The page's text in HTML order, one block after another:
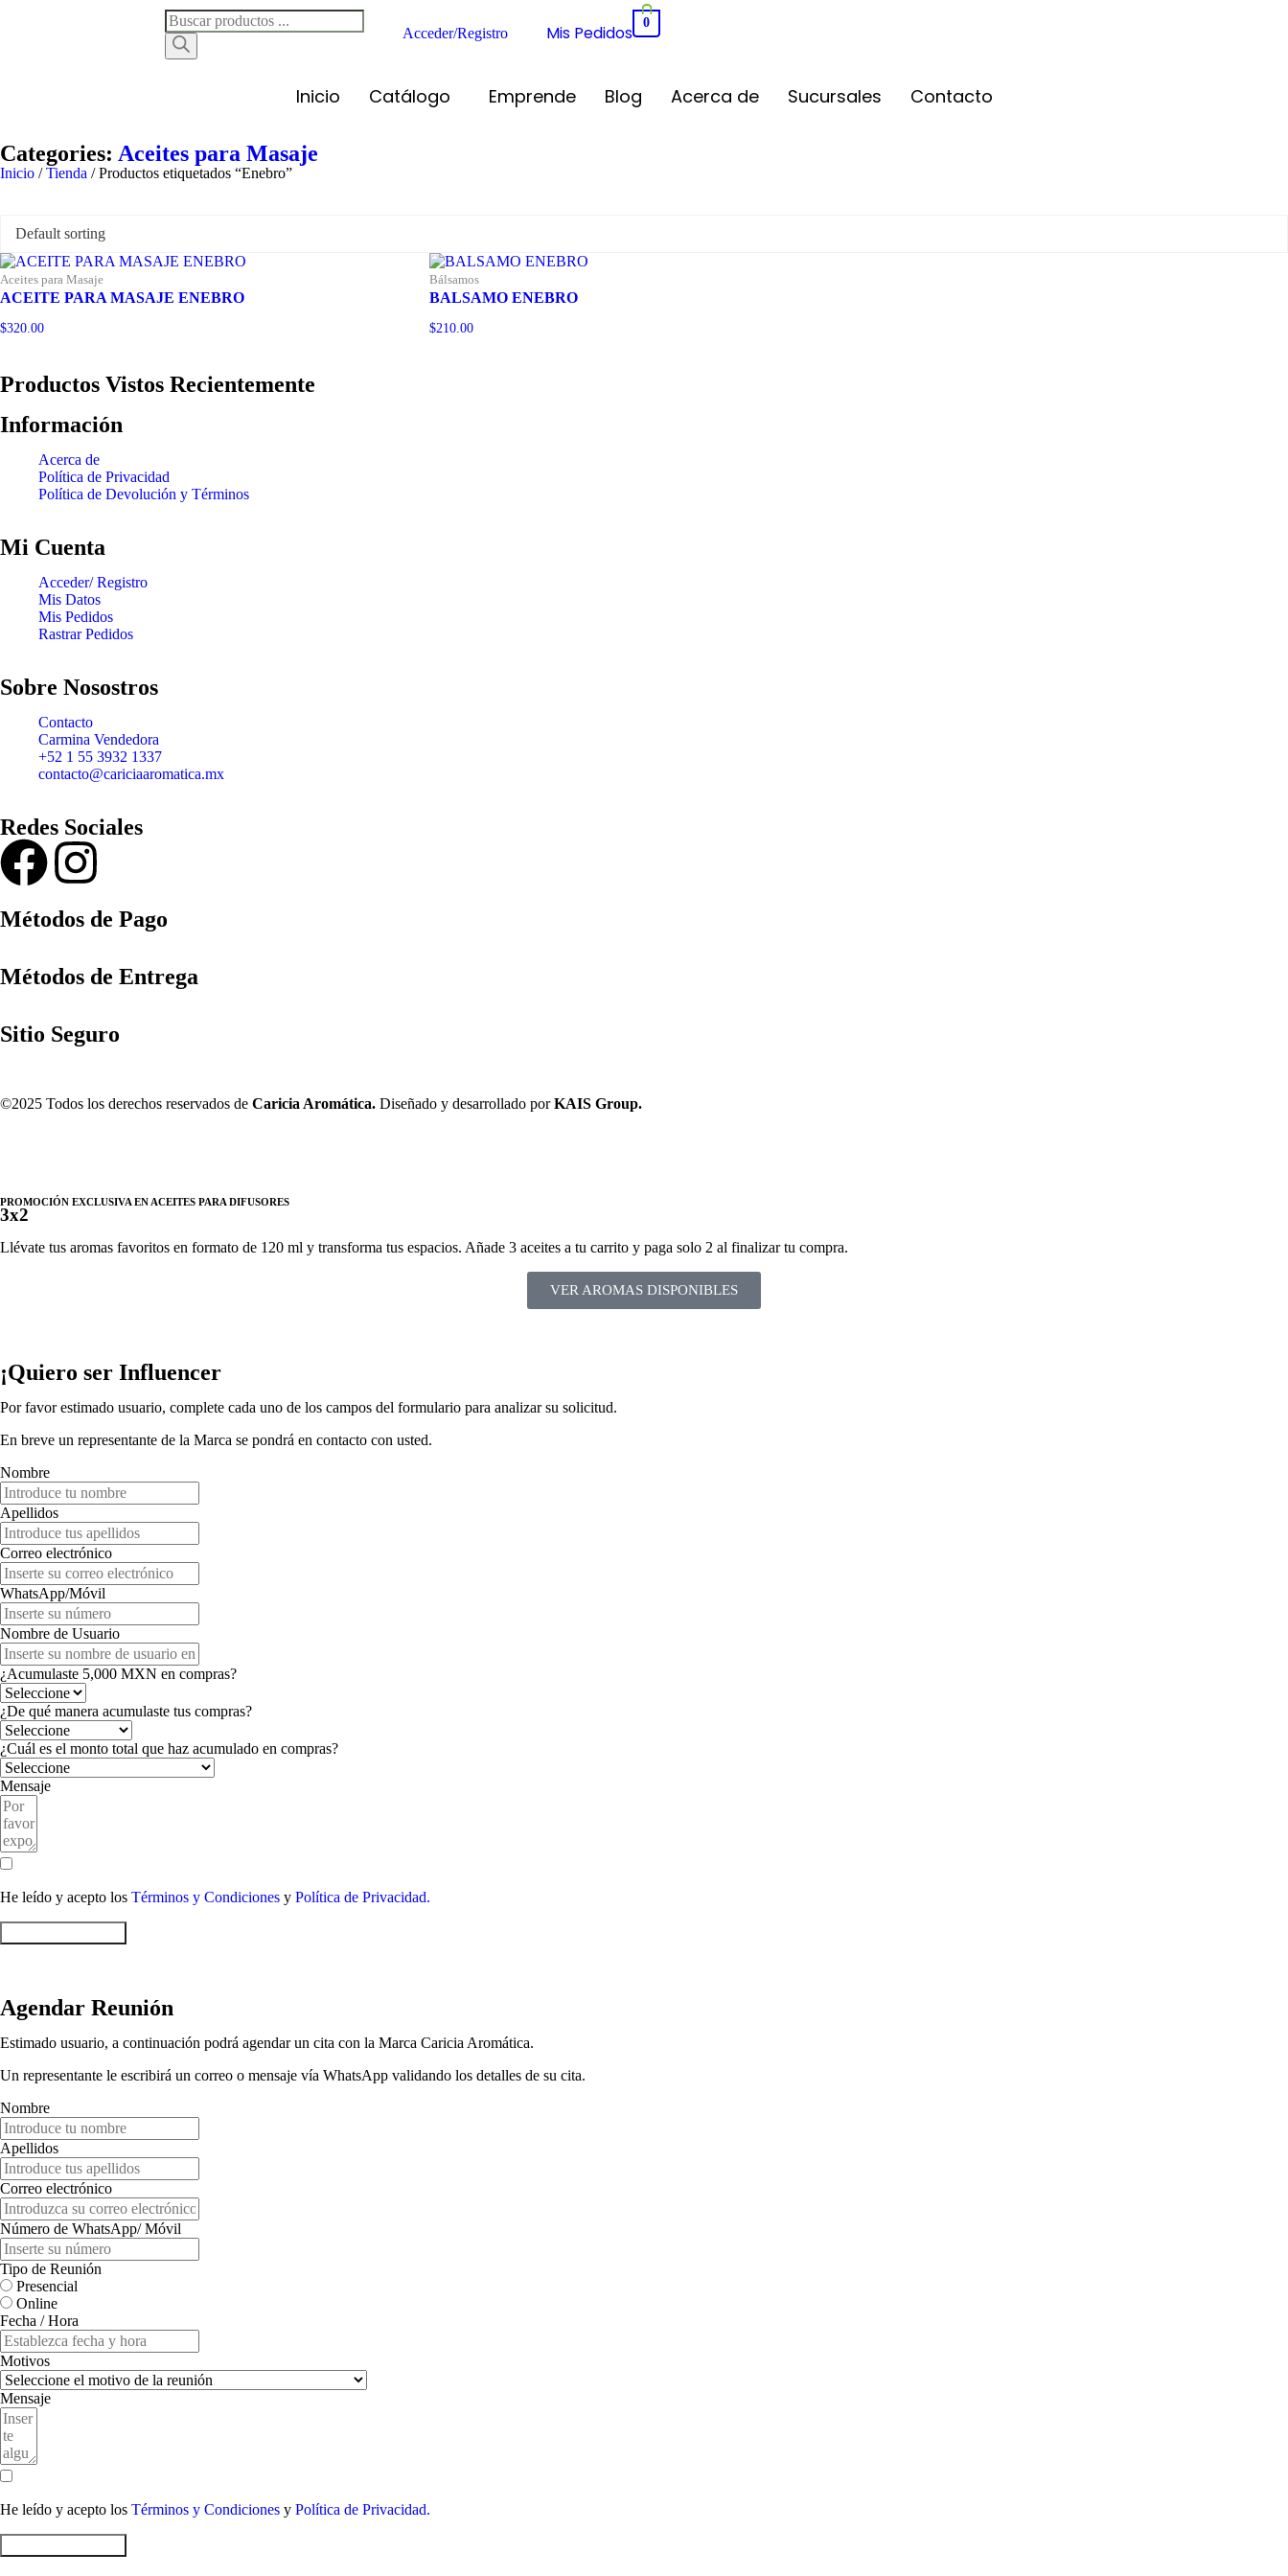
Acceder/Registro Mis Pedidos 0
Inicio Catálogo Emprende Blog Acerca de Sucursales Contacto
Categories: Aceites para Masaje
Inicio /Tienda / Productos etiquetados “Enebro”
Aceites para Masaje
ACEITE PARA MASAJE ENEBRO
$320.00
Bálsamos
BALSAMO ENEBRO
$210.00
Productos Vistos Recientemente
Información
Acerca de
Política de Privacidad
Política de Devolución y Términos
Mi Cuenta
Acceder/ Registro
Mis Datos
Mis Pedidos
Rastrar Pedidos
Sobre Nosostros
Contacto
Carmina Vendedora
+52 1 55 3932 1337
contacto@cariciaaromatica.mx
Redes Sociales
Métodos de Pago
Métodos de Entrega
Sitio Seguro
©2025 Todos los derechos reservados de Caricia Aromática. Diseñado y desarrollado porKAIS Group.
PROMOCIÓN EXCLUSIVA EN ACEITES PARA DIFUSORES
3x2
Llévate tus aromas favoritos en formato de 120 ml y transforma tus espacios. Añade 3 aceites a tu carrito y paga solo 2 al finalizar tu compra.
VER AROMAS DISPONIBLES
¡Quiero ser Influencer
Por favor estimado usuario, complete cada uno de los campos del formulario para analizar su solicitud.
En breve un representante de la Marca se pondrá en contacto con usted.
Nombre
Apellidos
Correo electrónico
WhatsApp/Móvil
Nombre de Usuario
¿Acumulaste 5,000 MXN en compras?
¿De qué manera acumulaste tus compras?
¿Cuál es el monto total que haz acumulado en compras?
Mensaje
He leído y acepto los Términos y Condiciones y Política de Privacidad.
Agendar Reunión
Estimado usuario, a continuación podrá agendar un cita con la Marca Caricia Aromática.
Un representante le escribirá un correo o mensaje vía WhatsApp validando los detalles de su cita.
Nombre
Apellidos
Correo electrónico
Número de WhatsApp/ Móvil
Tipo de Reunión
Presencial
Online
Fecha / Hora
Motivos
Mensaje
He leído y acepto los Términos y Condiciones y Política de Privacidad.